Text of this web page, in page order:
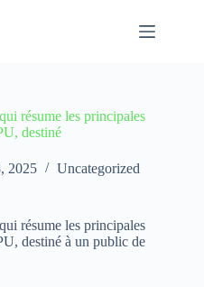
résume les principales
destiné
2025 Uncategorized
résume les principales
destiné à un public de